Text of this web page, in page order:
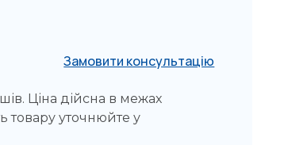
Замовити консультацію
Ціна дійсна в межах
товару уточнюйте у